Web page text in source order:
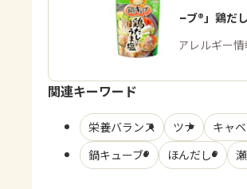
「鍋キューブ®」鶏だ
商品・アレルギー情
関連キーワード
栄養バランス ツナ キャ
鍋キューブ®
ほんだし®